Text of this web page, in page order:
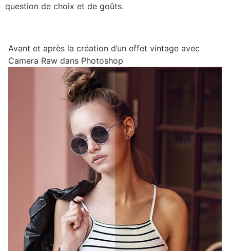
question de choix et de goûts.
Avant et après la création d’un effet vintage avec
Camera Raw dans Photoshop